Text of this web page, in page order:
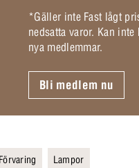
*Gäller inte Fast lågt
nedsatta varor. Kan
nya medlemmar.
Bli medlem nu
Förvaring Lampor